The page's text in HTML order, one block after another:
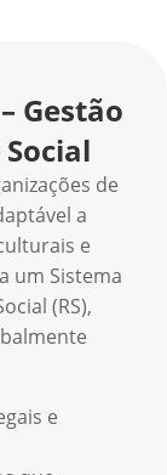
Gestão
de
a
e
um Sistema
(RS),
e